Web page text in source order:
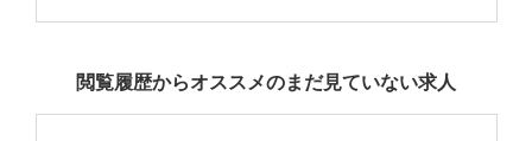
閲覧履歴からオススメのまだ見ていない求人